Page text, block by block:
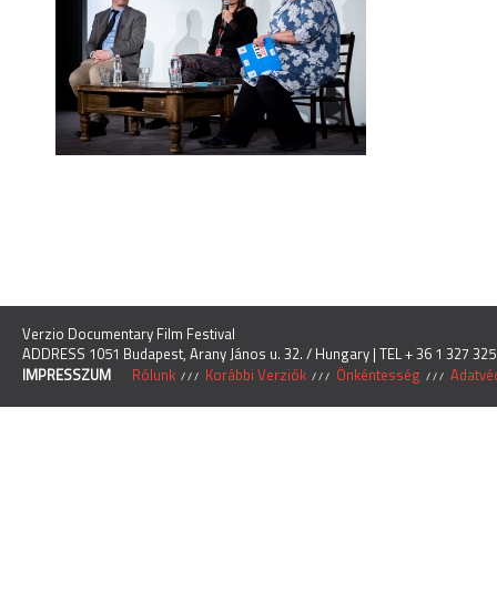
Verzio Documentary Film Festival
ADDRESS 1051 Budapest, Arany János u. 32. / Hungary | TEL + 36 1 327
IMPRESSZUM
Rólunk Korábbi Verziók Önkéntesség